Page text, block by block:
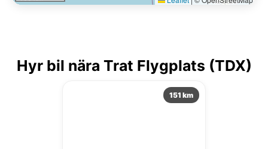
Hyr bil nära Trat Flygplats (TDX)
151 km